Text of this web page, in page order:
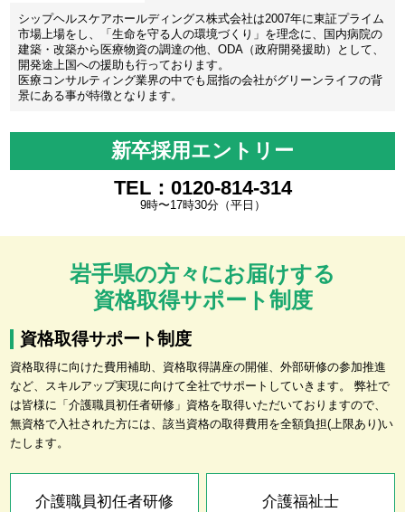
シップヘルスケアホールディングス株式会社は2007年に東証プライム
市場上場をし、「生命を守る人の環境づくり」を理念に、国内病院の
建築・改築から医療物資の調達の他、ODA（政府開発援助）として、
開発途上国への援助も行っております。
医療コンサルティング業界の中でも屈指の会社がグリーンライフの背
景にある事が特徴となります。
新卒採用エントリー
TEL：0120-814-314
9時〜17時30分（平日）
岩手県の方々にお届けする
資格取得サポート制度
資格取得サポート制度
資格取得に向けた費用補助、資格取得講座の開催、外部研修の参加推進
など、スキルアップ実現に向けて全社でサポートしていきます。 弊社で
は皆様に「介護職員初任者研修」資格を取得いただいておりますので、
無資格で入社された方には、該当資格の取得費用を全額負担(上限あり)い
たします。
介護職員初任者研修 介護福祉士